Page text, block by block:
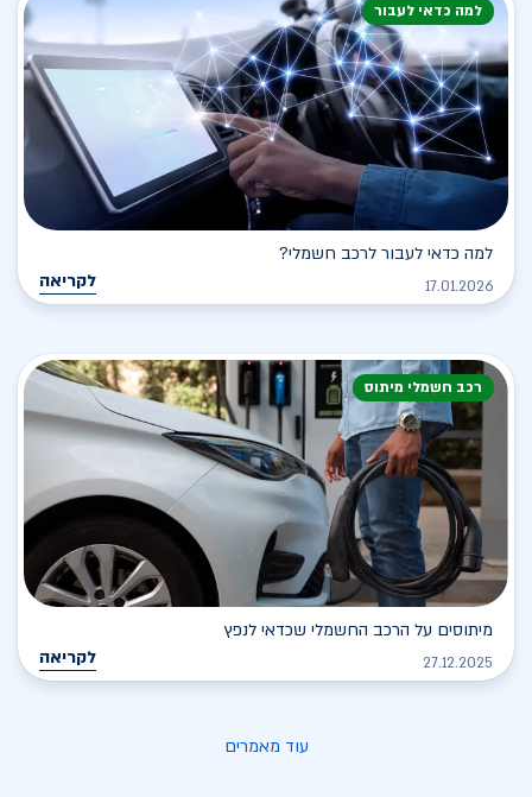
למה כדאי לעבור
למה כדאי לעבור לרכב חשמלי?
17.01.2026 לקריאה
רכב חשמלי מיתוס
מיתוסים על הרכב החשמלי שכדאי לנפץ
27.12.2025 לקריאה
עוד מאמרים